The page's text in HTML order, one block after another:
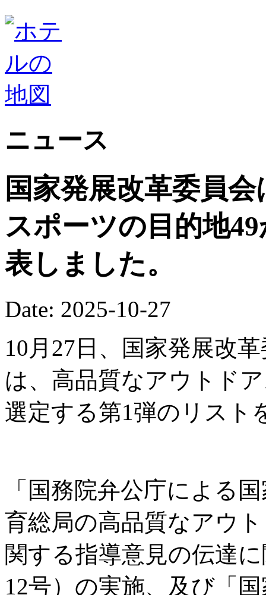
ニュース
国家発展改革委員
スポーツの目的地
表しました。
Date: 2025-10-27
10月27日、国家発展改
は、高品質なアウトド
選定する第1弾のリスト
「国務院弁公庁による
育総局の高品質なアウ
関する指導意見の伝達
12号）の実施、及び「